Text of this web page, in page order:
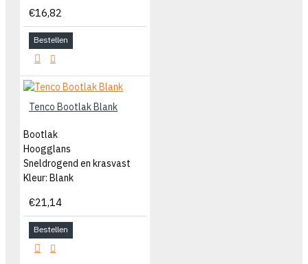
€16,82
Bestellen
Tenco Bootlak Blank
Bootlak
Hoogglans
Sneldrogend en krasvast
Kleur: Blank
€21,14
Bestellen